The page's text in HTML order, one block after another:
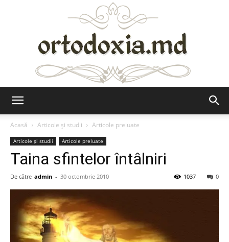
Acasă
Articole şi studii Articole preluate
Articole şi studii Articole preluate
Taina sfintelor întâlniri
De către admin - 30 octombrie 2010 0
1037